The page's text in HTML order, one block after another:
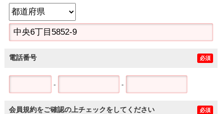
電話番号 必須
- -
会員規約をご確認の上チェックをしてください 必須